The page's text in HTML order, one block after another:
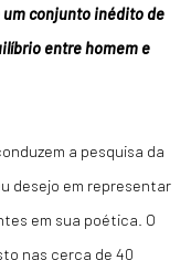
um conjunto inédito de
entre homem e
a pesquisa da
desejo em representar
em sua poética. O
nas cerca de 40